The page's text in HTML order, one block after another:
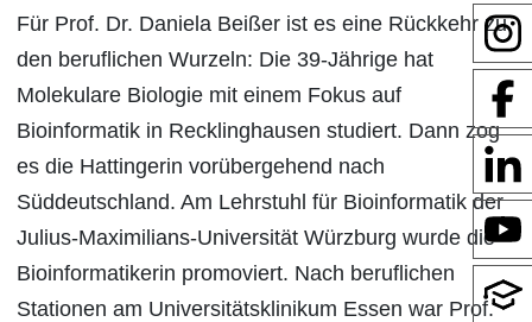
Für Prof. Dr. Daniela Beißer ist es eine Rückkehr zu
den beruflichen Wurzeln: Die 39-Jährige hat
Molekulare Biologie mit einem Fokus auf
Bioinformatik in Recklinghausen studiert. Dann zog
es die Hattingerin vorübergehend nach
Süddeutschland. Am Lehrstuhl für Bioinformatik der
Julius-Maximilians-Universität Würzburg wurde die
Bioinformatikerin promoviert. Nach beruflichen
Stationen am Universitätsklinikum Essen war Prof.